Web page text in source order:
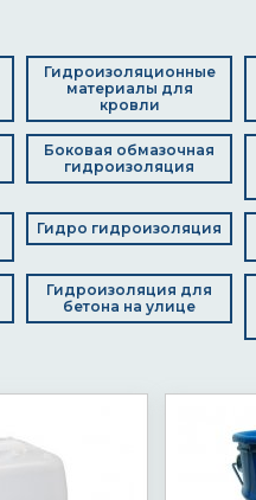
Гидроизоляционные
материалы для
кровли
Боковая обмазочная
гидроизоляция
Гидро гидроизоляция
Гидроизоляция для
бетона на улице